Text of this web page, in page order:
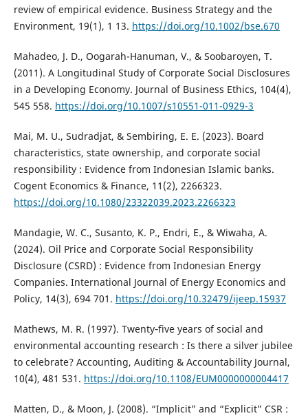
review of empirical evidence. Business Strategy and the
Environment, 19(1), 1 13. https://doi.org/10.1002/bse.670
Mahadeo, J. D., Oogarah-Hanuman, V., & Soobaroyen, T.
(2011). A Longitudinal Study of Corporate Social Disclosures
in a Developing Economy. Journal of Business Ethics, 104(4),
545 558. https://doi.org/10.1007/s10551-011-0929-3
Mai, M. U., Sudradjat, & Sembiring, E. E. (2023). Board
characteristics, state ownership, and corporate social
responsibility : Evidence from Indonesian Islamic banks.
Cogent Economics & Finance, 11(2), 2266323.
https://doi.org/10.1080/23322039.2023.2266323
Mandagie, W. C., Susanto, K. P., Endri, E., & Wiwaha, A.
(2024). Oil Price and Corporate Social Responsibility
Disclosure (CSRD) : Evidence from Indonesian Energy
Companies. International Journal of Energy Economics and
Policy, 14(3), 694 701. https://doi.org/10.32479/ijeep.15937
Mathews, M. R. (1997). Twenty‐five years of social and
environmental accounting research : Is there a silver jubilee
to celebrate? Accounting, Auditing & Accountability Journal,
10(4), 481 531. https://doi.org/10.1108/EUM0000000004417
Matten, D., & Moon, J. (2008). “Implicit” and “Explicit” CSR :